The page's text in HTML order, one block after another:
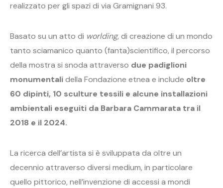
realizzato per gli spazi di via Gramignani 93.
Basato su un atto di worlding, di creazione di un mondo
tanto sciamanico quanto (fanta)scientifico, il percorso
della mostra si snoda attraverso due padiglioni
monumentalidella Fondazione etnea e include oltre
60 dipinti, 10 sculture tessili e alcune installazioni
ambientali eseguiti da Barbara Cammarata tra il
2018 e il 2024.
La ricerca dell’artista si è sviluppata da oltre un
decennio attraverso diversi medium, in particolare
quello pittorico, nell’invenzione di accessi a mondi